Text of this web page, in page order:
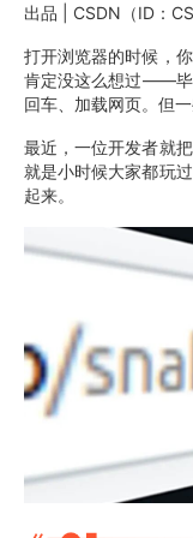
出品 | CSDN（ID：
打开浏览器的时候，
肯定没这么想过——毕
回车、加载网页。但
最近，一位开发者就
就是小时候大家都玩
起来。